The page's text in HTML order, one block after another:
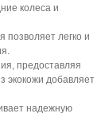
колеса и
позволяет легко и
предоставляя
экокожи добавляет
надежную